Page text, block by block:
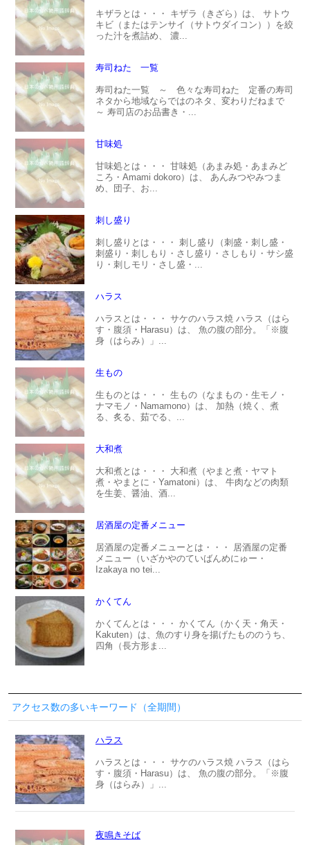
キザラとは・・・ キザラ（きざら）は、 サトウ
キビ（またはテンサイ（サトウダイコン））を絞
った汁を煮詰め、 濃...
寿司ねた 一覧
寿司ねた一覧 ～ 色々な寿司ねた 定番の寿司
ネタから地域ならではのネタ、変わりだねまで
～ 寿司店のお品書き・...
甘味処
甘味処とは・・・ 甘味処（あまみ処・あまみど
ころ・Amami dokoro）は、 あんみつやみつま
め、団子、お...
刺し盛り
刺し盛りとは・・・ 刺し盛り（刺盛・刺し盛・
刺盛り・刺しもり・さし盛り・さしもり・サシ盛
り・刺しモリ・さし盛・...
ハラス
ハラスとは・・・ サケのハラス焼 ハラス（はら
す・腹須・Harasu）は、 魚の腹の部分。「※腹
身（はらみ）」...
生もの
生ものとは・・・ 生もの（なまもの・生モノ・
ナマモノ・Namamono）は、 加熱（焼く、煮
る、炙る、茹でる、...
大和煮
大和煮とは・・・ 大和煮（やまと煮・ヤマト
煮・やまとに・Yamatoni）は、 牛肉などの肉類
を生姜、醤油、酒...
居酒屋の定番メニュー
居酒屋の定番メニューとは・・・ 居酒屋の定番
メニュー（いざかやのていばんめにゅー・
Izakaya no tei...
かくてん
かくてんとは・・・ かくてん（かく天・角天・
Kakuten）は、魚のすり身を揚げたもののうち、
四角（長方形ま...
アクセス数の多いキーワード（全期間）
ハラス
ハラスとは・・・ サケのハラス焼 ハラス（はら
す・腹須・Harasu）は、 魚の腹の部分。「※腹
身（はらみ）」...
夜鳴きそば